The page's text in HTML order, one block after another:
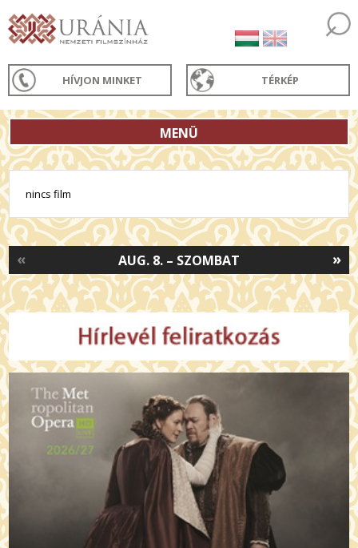
HÍVJON MINKET TÉRKÉP
MENÜ
nincs film
»
AUG. 8. – SZOMBAT
«